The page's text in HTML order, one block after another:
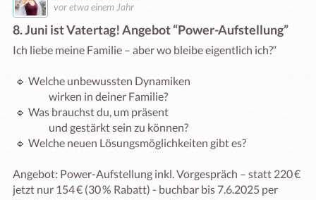
vor etwa einem Jahr
8. Juni ist Vatertag! Angebot “Power-Aufstellung”
Ich liebe meine Familie – aber wo bleibe eigentlich ich?“
Angebot: Power-Aufstellung inkl. Vorgespräch – statt 220 €
jetzt nur 154 € (30 % Rabatt) - buchbar bis 7.6.2025 per